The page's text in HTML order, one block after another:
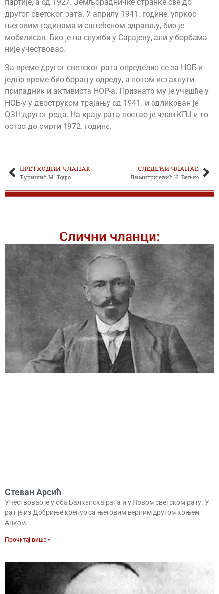
партије, а од 1927. Земљорадничке странке све до
другог светског рата. У априлу 1941. године, упркос
његовим годинама и оштећеном здрављу, био је
мобилисан. Био је на служби у Сарајеву, али у борбама
није учествовао.
За време другог светског рата определио се за НОБ и
једно време био борац у одреду, а потом истакнути
припадник и активиста НОР-а. Признато му је учешће у
НОБ-у у двоструком трајању од 1941. и одликован је
ОЗН другог реда. На крају рата постао је члан КПЈ и то
остао до смрти 1972. године.
ПРЕТХОДНИ ЧЛАНАК
Ђуришић М. Ђуро
СЛЕДЕЋИ ЧЛАНАК
Димитријевић Н. Вељко
Слични чланци:
Стеван Арсић
Учествовао је у оба Балканска рата и у Првом светском рату. У
рат је из Добриње кренуо са његовим верним другом коњем
Ацком.
Прочитај више »